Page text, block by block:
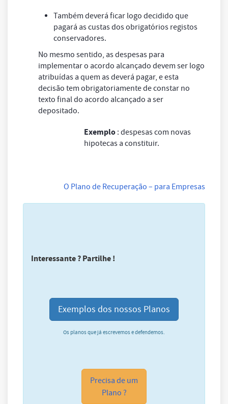
Também deverá ficar logo decidido que
pagará as custas dos obrigatórios registos
conservadores.
No mesmo sentido, as despesas para
implementar o acordo alcançado devem ser logo
atribuídas a quem as deverá pagar, e esta
decisão tem obrigatoriamente de constar no
texto final do acordo alcançado a ser
depositado.
Exemplo : despesas com novas
hipotecas a constituir.
O Plano de Recuperação – para Empresas
Interessante ? Partilhe !
Exemplos dos nossos Planos
Os planos que já escrevemos e defendemos.
Precisa de um
Plano ?